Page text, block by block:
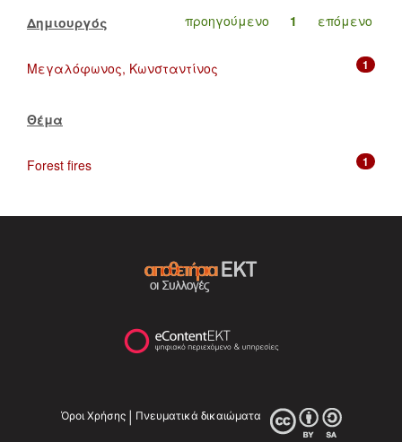
προηγούμενο 1 επόμενο
Δημιουργός
1
Μεγαλόφωνος, Κωνσταντίνος
Θέμα
1
Forest fires